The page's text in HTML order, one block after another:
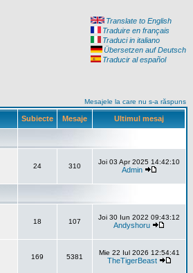
Translate to English
Traduire en français
Traduci in italiano
Übersetzen auf Deutsch
Traducir al español
Mesajele la care nu s-a răspuns
Subiecte Mesaje Ultimul mesaj
24 310
Joi 03 Apr 2025 14:42:10
Admin
18 107
Joi 30 Iun 2022 09:43:12
Andyshoru
169 5381
Mie 22 Iul 2026 12:54:41
TheTigerBeast